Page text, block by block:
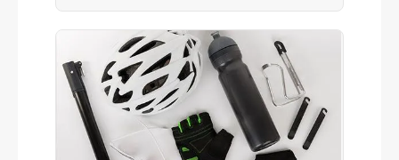
Maxxis 29x2.5 WT Assegai, 60TPI, EXO+, 3C
MaxxGrip, TR
Sattelstütze
Lapierre dropper, Ø: 31.6mm, travel 100mm (S),
130mm (M), 150mm (L/XL) + SHIMANO lever